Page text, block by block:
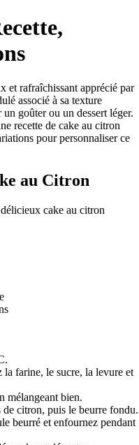
et rafraîchissant apprécié par
associé à sa texture
goûter ou un dessert léger.
recette de cake au citron
pour personnaliser ce
au Citron
cake au citron
la farine, le sucre, la levure et
mélangeant bien.
citron, puis le beurre fondu.
beurré et enfournez pendant